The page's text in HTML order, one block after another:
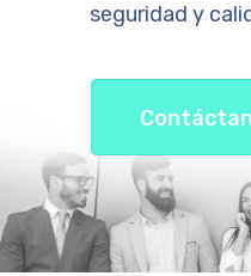
seguridad y